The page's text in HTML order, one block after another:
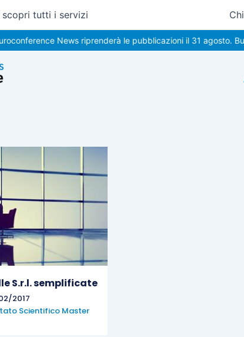
tutti i servizi
News riprenderà le pubblicazioni il 31 agosto.
S.r.l. semplificate
2017
Scientifico Master